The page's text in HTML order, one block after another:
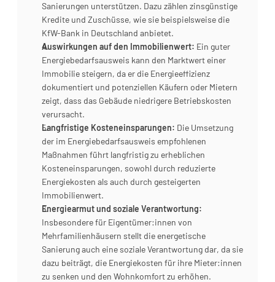
Sanierungen unterstützen. Dazu zählen zinsgünstige
Kredite und Zuschüsse, wie sie beispielsweise die
KfW-Bank in Deutschland anbietet.
Auswirkungen auf den Immobilienwert: Ein guter
Energiebedarfsausweis kann den Marktwert einer
Immobilie steigern, da er die Energieeffizienz
dokumentiert und potenziellen Käufern oder Mietern
zeigt, dass das Gebäude niedrigere Betriebskosten
verursacht.
Langfristige Kosteneinsparungen: Die Umsetzung
der im Energiebedarfsausweis empfohlenen
Maßnahmen führt langfristig zu erheblichen
Kosteneinsparungen, sowohl durch reduzierte
Energiekosten als auch durch gesteigerten
Immobilienwert.
Energiearmut und soziale Verantwortung:
Insbesondere für Eigentümer:innen von
Mehrfamilienhäusern stellt die energetische
Sanierung auch eine soziale Verantwortung dar, da sie
dazu beiträgt, die Energiekosten für ihre Mieter:innen
zu senken und den Wohnkomfort zu erhöhen.